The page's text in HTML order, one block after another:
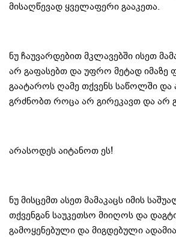
მისაღწევად ყველაფერი გააკეთა.
ნუ ჩაუვარდებით მკლავებში ისეთ
არ გაფასებთ და უფრო მეტად
გაატაროს ღამე თქვენს საწოლში და
გრძნობთ როცა არ გირეკავთ და არ
არასოდეს აიტანოთ ეს!
ნუ მისცემთ ასეთ მამაკაცს იმის
თქვენგან საუკეთსო მიიღოს და
გამოყენებული და მიგდებული